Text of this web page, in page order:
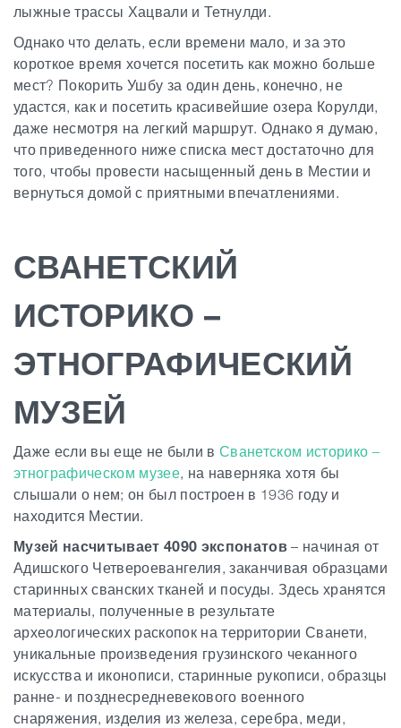
лыжные трассы Хацвали и Тетнулди.
Однако что делать, если времени мало, и за это
короткое время хочется посетить как можно больше
мест? Покорить Ушбу за один день, конечно, не
удастся, как и посетить красивейшие озера Корулди,
даже несмотря на легкий маршрут. Однако я думаю,
что приведенного ниже списка мест достаточно для
того, чтобы провести насыщенный день в Местии и
вернуться домой с приятными впечатлениями.
СВАНЕТСКИЙ
ИСТОРИКО –
ЭТНОГРАФИЧЕСКИЙ
МУЗЕЙ
Даже если вы еще не были в Сванетском историко –
этнографическом музее, на наверняка хотя бы
слышали о нем; он был построен в 1936 году и
находится Местии.
Музей насчитывает 4090 экспонатов– начиная от
Адишского Четвероевангелия, заканчивая образцами
старинных сванских тканей и посуды. Здесь хранятся
материалы, полученные в результате
археологических раскопок на территории Сванети,
уникальные произведения грузинского чеканного
искусства и иконописи, старинные рукописи, образцы
ранне- и позднесредневекового военного
снаряжения, изделия из железа, серебра, меди,